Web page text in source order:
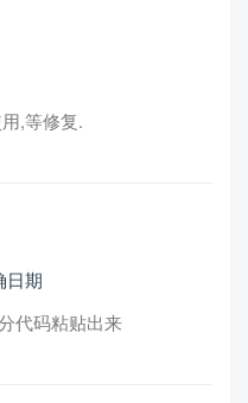
,等修复.
日期
代码粘贴出来